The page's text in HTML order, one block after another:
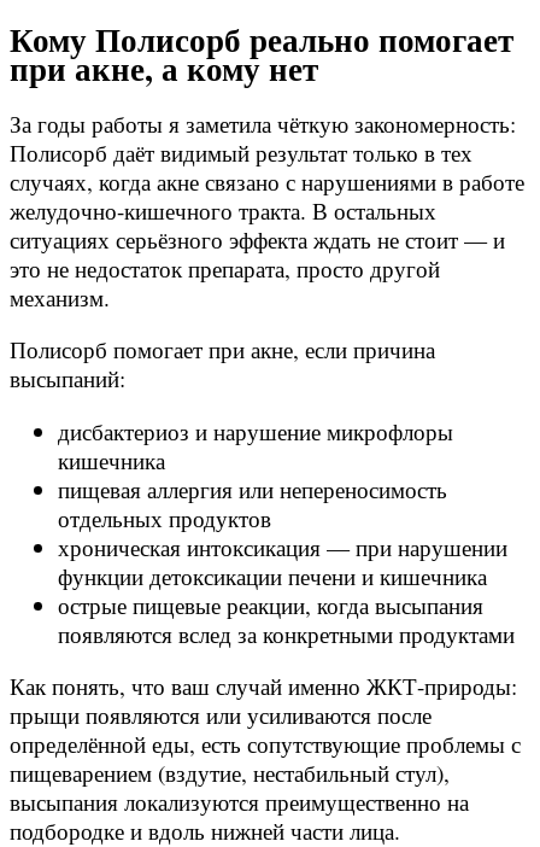
Кому Полисорб реально помогает
при акне, а кому нет
За годы работы я заметила чёткую закономерность:
Полисорб даёт видимый результат только в тех
случаях, когда акне связано с нарушениями в работе
желудочно-кишечного тракта. В остальных
ситуациях серьёзного эффекта ждать не стоит — и
это не недостаток препарата, просто другой
механизм.
Полисорб помогает при акне, если причина
высыпаний:
дисбактериоз и нарушение микрофлоры
кишечника
пищевая аллергия или непереносимость
отдельных продуктов
хроническая интоксикация — при нарушении
функции детоксикации печени и кишечника
острые пищевые реакции, когда высыпания
появляются вслед за конкретными продуктами
Как понять, что ваш случай именно ЖКТ-природы:
прыщи появляются или усиливаются после
определённой еды, есть сопутствующие проблемы с
пищеварением (вздутие, нестабильный стул),
высыпания локализуются преимущественно на
подбородке и вдоль нижней части лица.